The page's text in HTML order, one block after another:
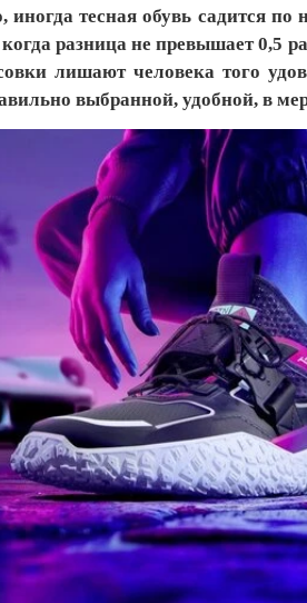
тесная обувь садится по
разница не превышает 0,5
лишают человека того
выбранной, удобной, в